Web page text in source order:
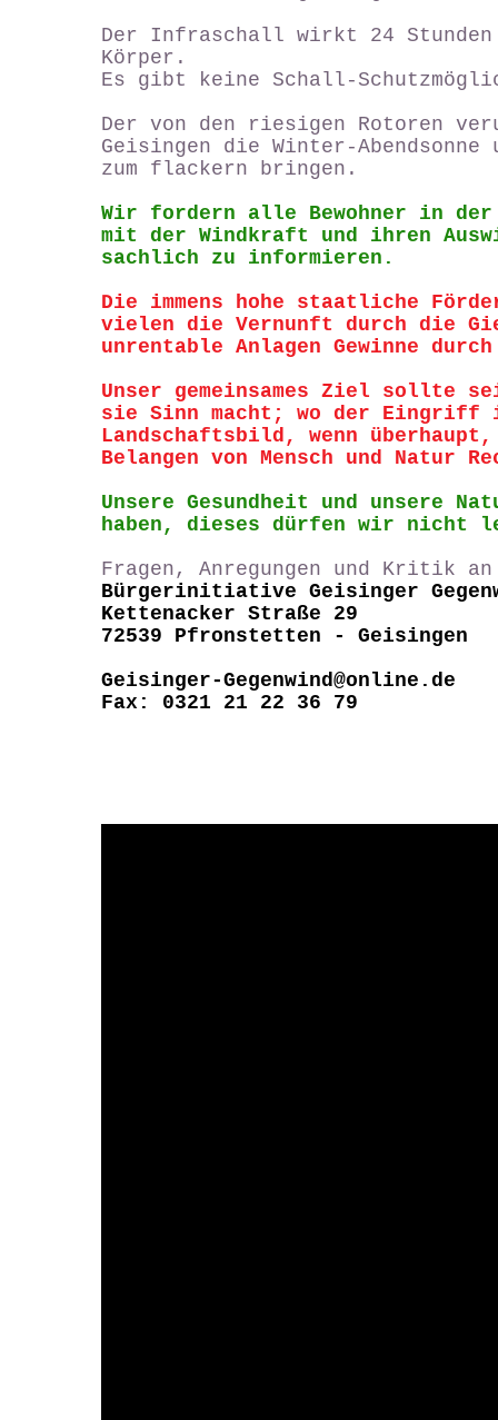
Der Infraschall wirkt 24 Stunden
Körper.
Es gibt keine Schall-
Der von den riesigen Rotoren
Geisingen die Winter-Abendsonne
zum flackern bringen.
Wir fordern alle Bewohner in der
mit der Windkraft und ihren
sachlich zu informieren.
Die immens hohe staatliche
vielen die Vernunft durch die
unrentable Anlagen Gewinne
Unser gemeinsames Ziel sollte
sie Sinn macht; wo der Eingriff
Landschaftsbild, wenn
Belangen von Mensch und Natur
Unsere Gesundheit und unsere
haben, dieses dürfen wir nicht
Fragen, Anregungen und Kritik
Bürgerinitiative Geisinger
Kettenacker Straße 29
72539 Pfronstetten - Geisingen
Geisinger-Gegenwind@online.de
Fax: 0321 21 22 36 79